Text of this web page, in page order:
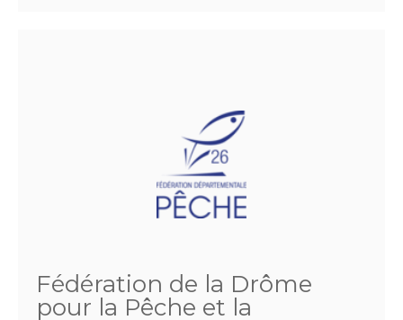
Fédération de la Drôme
pour la Pêche et la